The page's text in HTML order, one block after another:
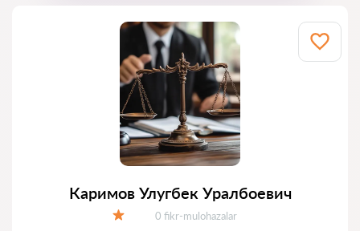
Каримов Улугбек Уралбоевич
Fikrlar:
0 fikr-mulohazalar